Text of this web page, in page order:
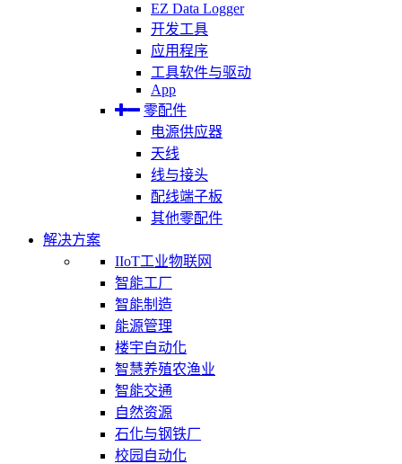
EZ Data Logger
开发工具
应用程序
工具软件与驱动
App
零配件
电源供应器
天线
线与接头
配线端子板
其他零配件
解决方案
IIoT工业物联网
智能工厂
智能制造
能源管理
楼宇自动化
智慧养殖农渔业
智能交通
自然资源
石化与钢铁厂
校园自动化